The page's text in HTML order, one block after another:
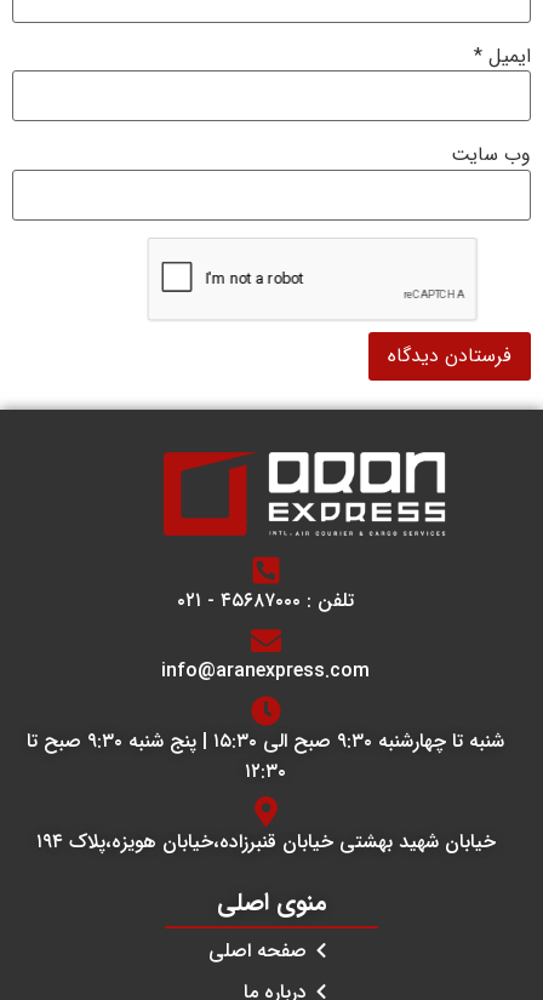
ایمیل *
وب‌ سایت
تلفن : ۴۵۶۸۷۰۰۰ - ۰۲۱
info@aranexpress.com
شنبه تا چهارشنبه ۹:۳۰ صبح الی ۱۵:۳۰ | پنج شنبه ۹:۳۰ صبح تا
۱۲:۳۰
خیابان شهید بهشتی خیابان قنبرزاده،خیابان هویزه،پلاک ۱۹۴
منوی اصلی
صفحه اصلی
درباره ما